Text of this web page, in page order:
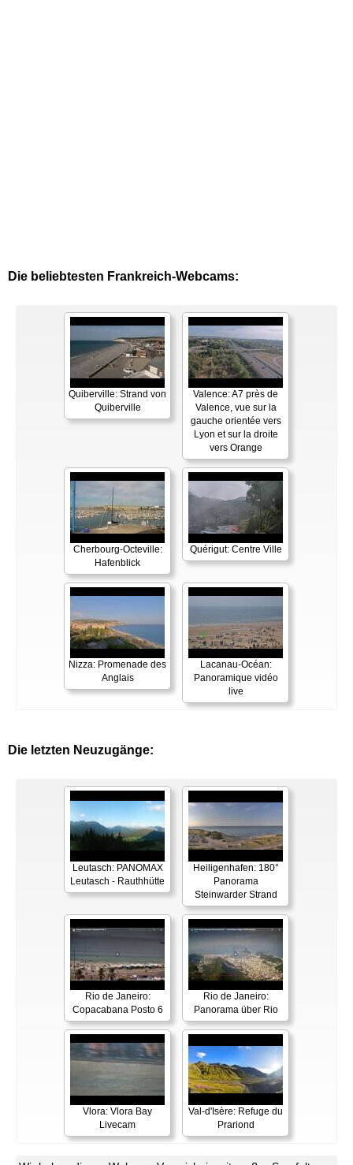
Die beliebtesten Frankreich-Webcams:
Quiberville: Strand von
Quiberville
Valence: A7 près de
Valence, vue sur la
gauche orientée vers
Lyon et sur la droite
vers Orange
Cherbourg-Octeville:
Hafenblick
Quérigut: Centre Ville
Nizza: Promenade des
Anglais
Lacanau-Océan:
Panoramique vidéo
live
Die letzten Neuzugänge:
Leutasch: PANOMAX
Leutasch - Rauthhütte
Heiligenhafen: 180°
Panorama
Steinwarder Strand
Rio de Janeiro:
Copacabana Posto 6
Rio de Janeiro:
Panorama über Rio
Vlora: Vlora Bay
Livecam
Val-d'Isère: Refuge du
Prariond